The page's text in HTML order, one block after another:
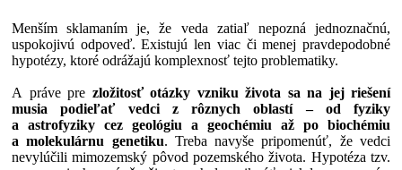
Menším sklamaním je, že veda zatiaľ nepozná jednoznačnú,
uspokojivú odpoveď. Existujú len viac či menej pravdepodobné
hypotézy, ktoré odrážajú komplexnosť tejto problematiky.
A práve pre zložitosť otázky vzniku života sa na jej riešení
musia podieľať vedci z rôznych oblastí – od fyziky
a astrofyziky cez geológiu a geochémiu až po biochémiu
a molekulárnu genetiku. Treba navyše pripomenúť, že vedci
nevylúčili mimozemský pôvod pozemského života. Hypotéza tzv.